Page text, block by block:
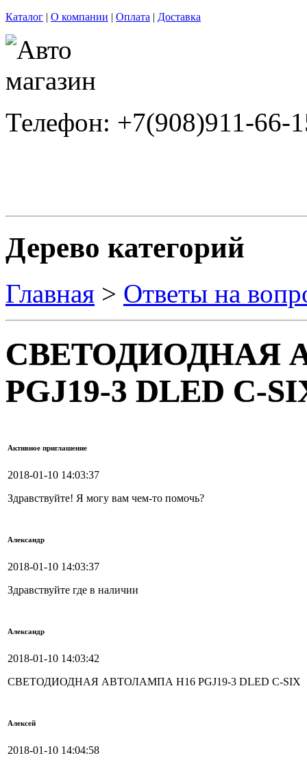
Каталог | О компании | Оплата | Доставка
Телефон: +7(908)911-66-
Дерево категорий
Главная > Ответы на
СВЕТОДИОДНАЯ
PGJ19-3 DLED C-
Активное приглашение
2018-01-10 14:03:37
Здравствуйте! Я могу вам чем-то помочь?
Александр
2018-01-10 14:03:37
Здравствуйте где в наличии
Александр
2018-01-10 14:03:42
СВЕТОДИОДНАЯ АВТОЛАМПА H16 PGJ19-3 DLED C-SIX
Алексей
2018-01-10 14:04:58